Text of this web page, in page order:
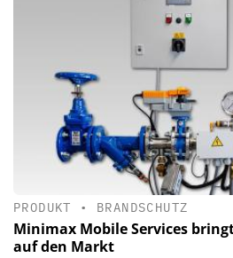
PRODUKT • BRANDSCHUTZ
Minimax Mobile Services
auf den Markt